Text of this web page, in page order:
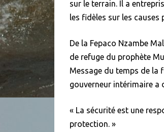
sur le terrain. Il a
les fidèles sur les
De la Fepaco Nzambe
de refuge du prophète
Message du temps de la
gouverneur intérimaire a
« La sécurité est une
protection. »